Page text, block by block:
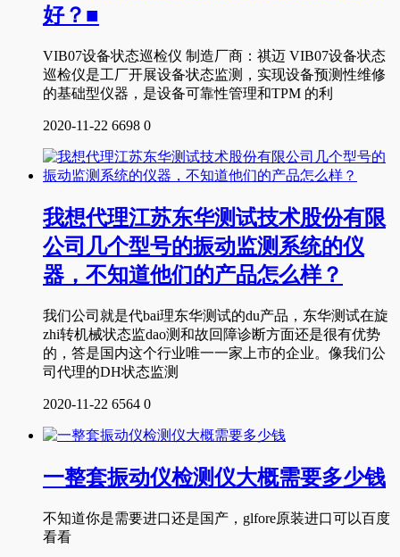
好？■
VIB07设备状态巡检仪 制造厂商：祺迈 VIB07设备状态
巡检仪是工厂开展设备状态监测，实现设备预测性维修
的基础型仪器，是设备可靠性管理和TPM 的利
2020-11-22 6698 0
我想代理江苏东华测试技术股份有限
公司几个型号的振动监测系统的仪
器，不知道他们的产品怎么样？
我们公司就是代bai理东华测试的du产品，东华测试在旋
zhi转机械状态监dao测和故回障诊断方面还是很有优势
的，答是国内这个行业唯一一家上市的企业。像我们公
司代理的DH状态监测
2020-11-22 6564 0
一整套振动仪检测仪大概需要多少钱
不知道你是需要进口还是国产，glfore原装进口可以百度
看看